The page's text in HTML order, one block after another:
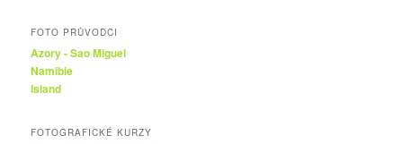
FOTO PRŮVODCI
Azory - Sao Miguel
Namibie
Island
FOTOGRAFICKÉ KURZY